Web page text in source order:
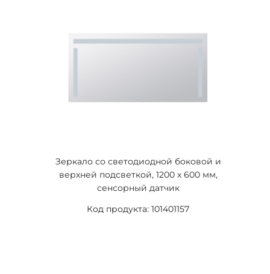
Зеркало со светодиодной боковой и
верхней подсветкой, 1200 x 600 мм,
сенсорный датчик
Код продукта: 101401157